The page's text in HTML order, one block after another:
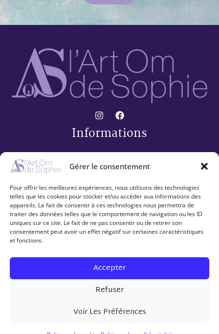
Gérer le consentement
Pour offrir les meilleures expériences, nous utilisons des technologies
telles que les cookies pour stocker et/ou accéder aux informations des
appareils. Le fait de consentir à ces technologies nous permettra de
traiter des données telles que le comportement de navigation ou les ID
uniques sur ce site. Le fait de ne pas consentir ou de retirer son
consentement peut avoir un effet négatif sur certaines caractéristiques
et fonctions.
Accepter
Refuser
Voir Les Préférences
Informations
Mentions légales
Mes coups de Cœur artistiques
Collection « 30 »
Espace client